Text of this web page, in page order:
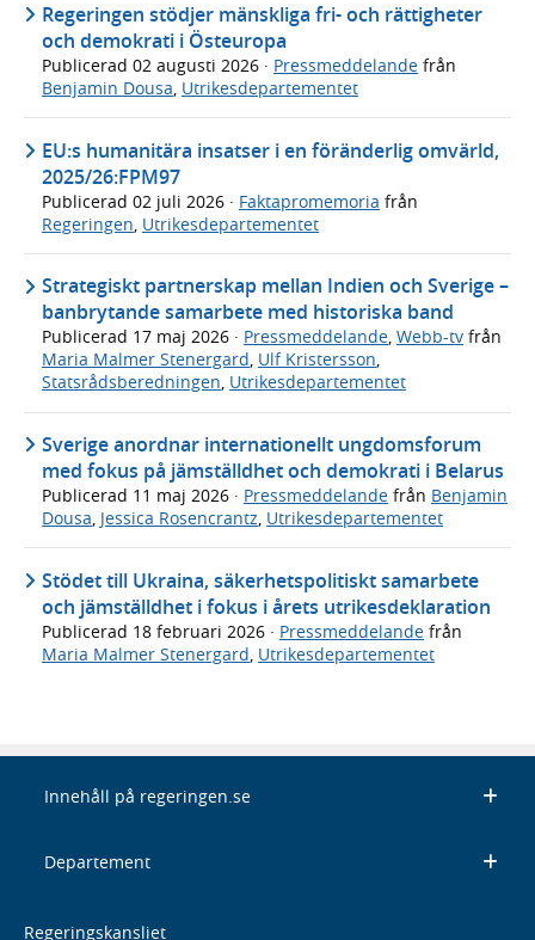
Regeringen stödjer mänskliga fri- och rättigheter
och demokrati i Östeuropa
Publicerad 02 augusti 2026 · Pressmeddelande från
Benjamin Dousa, Utrikesdepartementet
EU:s humanitära insatser i en föränderlig omvärld,
2025/26:FPM97
Publicerad 02 juli 2026 · Faktapromemoria från
Regeringen, Utrikesdepartementet
Strategiskt partnerskap mellan Indien och Sverige –
banbrytande samarbete med historiska band
Publicerad 17 maj 2026 · Pressmeddelande, Webb-tv från
Maria Malmer Stenergard, Ulf Kristersson,
Statsrådsberedningen, Utrikesdepartementet
Sverige anordnar internationellt ungdomsforum
med fokus på jämställdhet och demokrati i Belarus
Publicerad 11 maj 2026 · Pressmeddelande från Benjamin
Dousa, Jessica Rosencrantz, Utrikesdepartementet
Stödet till Ukraina, säkerhetspolitiskt samarbete
och jämställdhet i fokus i årets utrikesdeklaration
Publicerad 18 februari 2026 · Pressmeddelande från
Maria Malmer Stenergard Utrikesdepartementet
Innehåll på regeringen.se
Departement
Regeringskansliet